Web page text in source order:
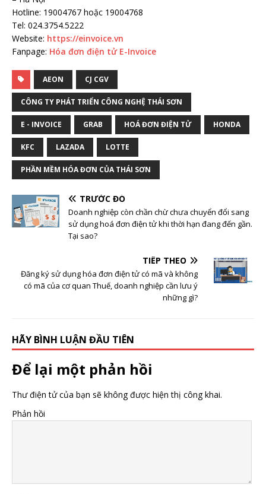
Hotline: 19004767 hoặc 19004768
Tel: 024.3754.5222
Website: https://einvoice.vn
Fanpage: Hóa đơn điện tử E-Invoice
AEON CJ CGV
CÔNG TY PHÁT TRIỂN CÔNG NGHỆ THÁI SƠN
E - INVOICE GRAB HOÁ ĐƠN ĐIỆN TỬ HONDA
KFC LAZADA LOTTE
PHẦN MỀM HÓA ĐƠN CỦA THÁI SƠN
TRƯỚC ĐÓ
Doanh nghiệp còn chần chừ chưa chuyển đổi sang
sử dụng hoá đơn điện tử khi thời hạn đang đến gần.
Tại sao?
TIẾP THEO
Đăng ký sử dụng hóa đơn điện tử có mã và không
có mã của cơ quan Thuế, doanh nghiệp cần lưu ý
những gì?
HÃY BÌNH LUẬN ĐẦU TIÊN
Để lại một phản hồi
Thư điện tử của bạn sẽ không được hiện thị công khai.
Phản hồi